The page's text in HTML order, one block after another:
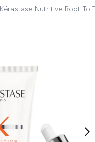
Kérastase Nutritive Root To